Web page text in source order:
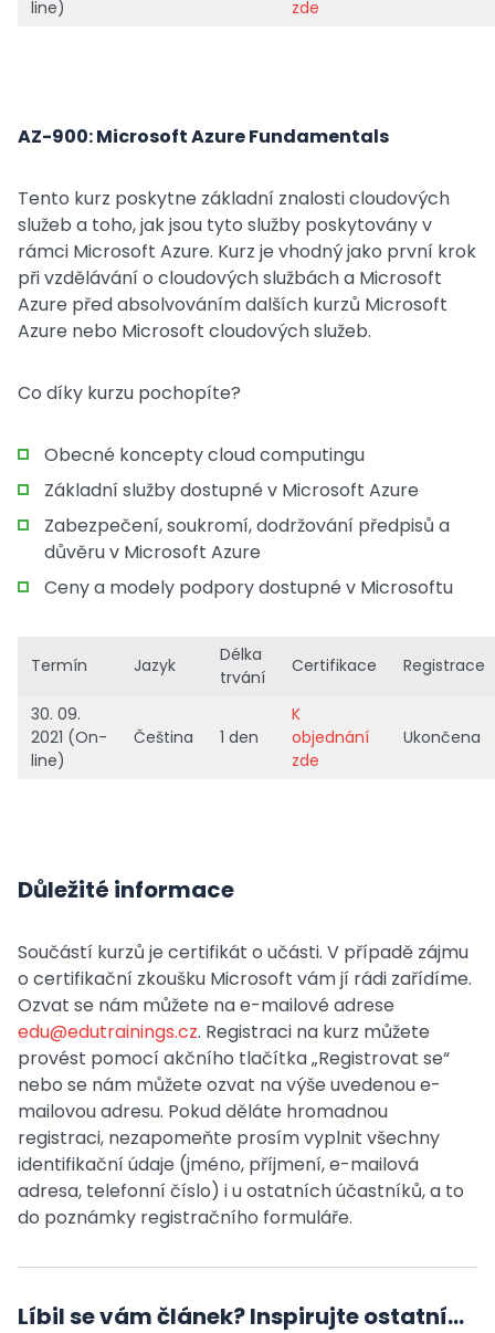
line) zde
AZ-900: Microsoft Azure Fundamentals
Tento kurz poskytne základní znalosti cloudových
služeb a toho, jak jsou tyto služby poskytovány v
rámci Microsoft Azure. Kurz je vhodný jako první krok
při vzdělávání o cloudových službách a Microsoft
Azure před absolvováním dalších kurzů Microsoft
Azure nebo Microsoft cloudových služeb.
Co díky kurzu pochopíte?
Obecné koncepty cloud computingu
Základní služby dostupné v Microsoft Azure
Zabezpečení, soukromí, dodržování předpisů a
důvěru v Microsoft Azure
Ceny a modely podpory dostupné v Microsoftu
Termín Jazyk
Délka
trvání
Certifikace Registrace
30. 09.
2021 (On-
line)
Čeština 1 den
K
objednání
zde
Ukončena
Důležité informace
Součástí kurzů je certifikát o učásti. V případě zájmu
o certifikační zkoušku Microsoft vám jí rádi zařídíme.
Ozvat se nám můžete na e-mailové adrese
edu@edutrainings.cz. Registraci na kurz můžete
provést pomocí akčního tlačítka „Registrovat se“
nebo se nám můžete ozvat na výše uvedenou e-
mailovou adresu. Pokud děláte hromadnou
registraci, nezapomeňte prosím vyplnit všechny
identifikační údaje (jméno, příjmení, e-mailová
adresa, telefonní číslo) i u ostatních účastníků, a to
do poznámky registračního formuláře.
Líbil se vám článek? Inspirujte ostatní...